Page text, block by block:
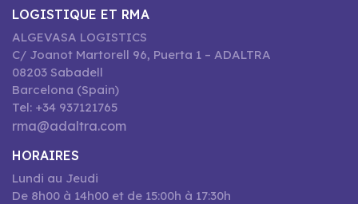
LOGISTIQUE ET RMA
ALGEVASA LOGISTICS
C/ Joanot Martorell 96, Puerta 1 – ADALTRA
08203 Sabadell
Barcelona (Spain)
Tel: +34 937121765
rma@adaltra.com
HORAIRES
Lundi au Jeudi
De 8h00 à 14h00 et de 15:00h à 17:30h